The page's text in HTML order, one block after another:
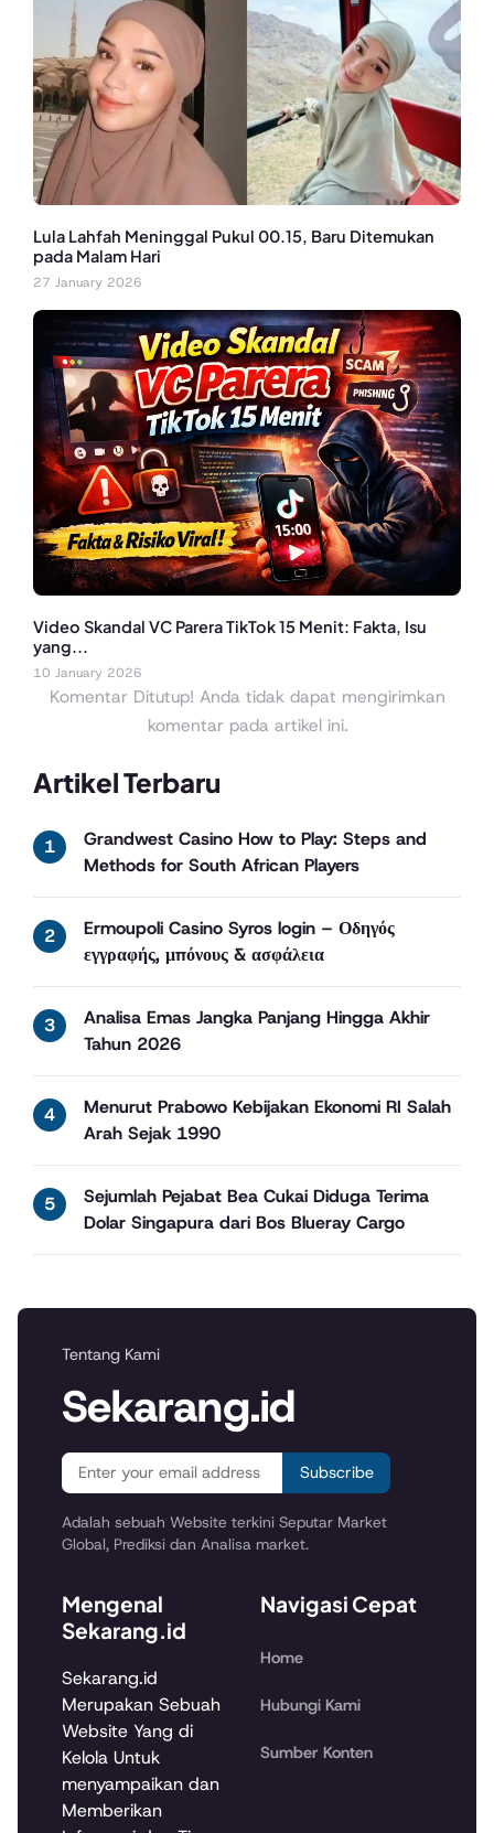
Artikel Terbaru
Grandwest Casino How to Play: Steps and
Methods for South African Players
Ermoupoli Casino Syros login – Οδηγός
εγγραφής, μπόνους & ασφάλεια
Analisa Emas Jangka Panjang Hingga Akhir
Tahun 2026
Menurut Prabowo Kebijakan Ekonomi RI Salah
Arah Sejak 1990
Sejumlah Pejabat Bea Cukai Diduga Terima
Dolar Singapura dari Bos Blueray Cargo
Lula Lahfah Meninggal Pukul 00.15, Baru Ditemukan
pada Malam Hari
27 January 2026
Video Skandal VC Parera TikTok 15 Menit: Fakta, Isu
yang...
10 January 2026
Komentar Ditutup! Anda tidak dapat mengirimkan
komentar pada artikel ini.
Tentang Kami
Sekarang.id
Subscribe
Adalah sebuah Website terkini Seputar Market
Global, Prediksi dan Analisa market.
Mengenal
Sekarang.id
Sekarang.id
Merupakan Sebuah
Website Yang di
Kelola Untuk
menyampaikan dan
Memberikan
Navigasi Cepat
Home
Hubungi Kami
Sumber Konten